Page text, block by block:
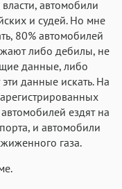
Serif New York
Аа
Times New Roman
Аа
SF Mono
автомобили
и судей. Но мне
80% автомобилей
либо дебилы, не
данные, либо
данные искать. На
ездят на
и автомобили
газа.